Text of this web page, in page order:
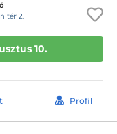
tér 2.
10.
Profil